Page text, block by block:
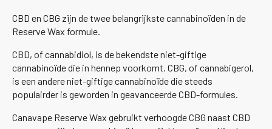
CBD en CBG zijn de twee belangrijkste cannabinoïden in de
Reserve Wax formule.
CBD, of cannabidiol, is de bekendste niet-giftige
cannabinoïde die in hennep voorkomt. CBG, of cannabigerol,
is een andere niet-giftige cannabinoïde die steeds
populairder is geworden in geavanceerde CBD-formules.
Canavape Reserve Wax gebruikt verhoogde CBG naast CBD